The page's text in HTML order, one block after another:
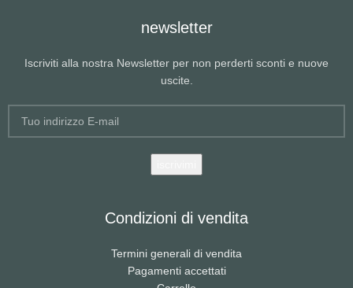
newsletter
Iscriviti alla nostra Newsletter per non perderti sconti e nuove
uscite.
Condizioni di vendita
Termini generali di vendita
Pagamenti accettati